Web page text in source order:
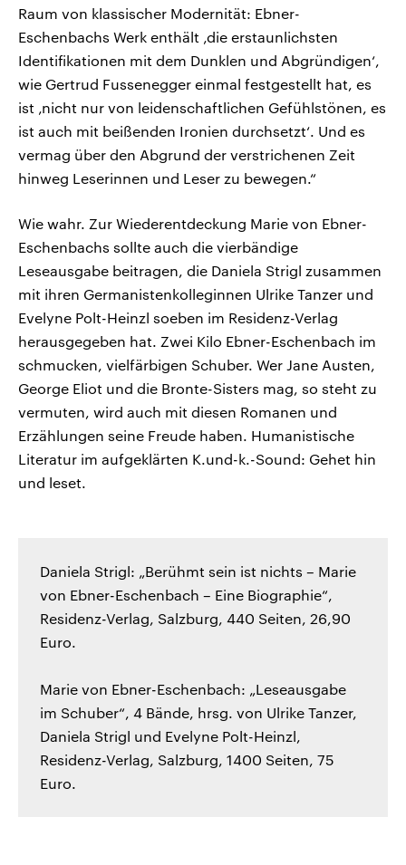
Raum von klassischer Modernität: Ebner-
Eschenbachs Werk enthält ‚die erstaunlichsten
Identifikationen mit dem Dunklen und Abgründigen‘,
wie Gertrud Fussenegger einmal festgestellt hat, es
ist ‚nicht nur von leidenschaftlichen Gefühlstönen, es
ist auch mit beißenden Ironien durchsetzt‘. Und es
vermag über den Abgrund der verstrichenen Zeit
hinweg Leserinnen und Leser zu bewegen.“
Wie wahr. Zur Wiederentdeckung Marie von Ebner-
Eschenbachs sollte auch die vierbändige
Leseausgabe beitragen, die Daniela Strigl zusammen
mit ihren Germanistenkolleginnen Ulrike Tanzer und
Evelyne Polt-Heinzl soeben im Residenz-Verlag
herausgegeben hat. Zwei Kilo Ebner-Eschenbach im
schmucken, vielfärbigen Schuber. Wer Jane Austen,
George Eliot und die Bronte-Sisters mag, so steht zu
vermuten, wird auch mit diesen Romanen und
Erzählungen seine Freude haben. Humanistische
Literatur im aufgeklärten K.und-k.-Sound: Gehet hin
und leset.
Daniela Strigl: „Berühmt sein ist nichts – Marie
von Ebner-Eschenbach – Eine Biographie“,
Residenz-Verlag, Salzburg, 440 Seiten, 26,90
Euro.
Marie von Ebner-Eschenbach: „Leseausgabe
im Schuber“, 4 Bände, hrsg. von Ulrike Tanzer,
Daniela Strigl und Evelyne Polt-Heinzl,
Residenz-Verlag, Salzburg, 1400 Seiten, 75
Euro.